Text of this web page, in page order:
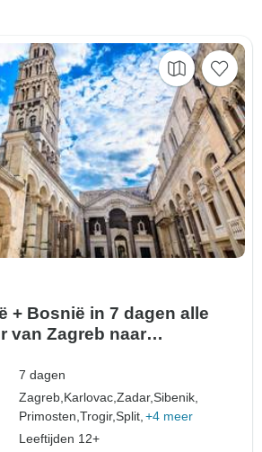
+ Bosnië in 7 dagen alle
van Zagreb naar
Rivièra en
wegen.
7 dagen
Zagreb, Karlovac,Zadar,Sibenik,
Primosten,Trogir,Split, +4 meer
Leeftijden 12+